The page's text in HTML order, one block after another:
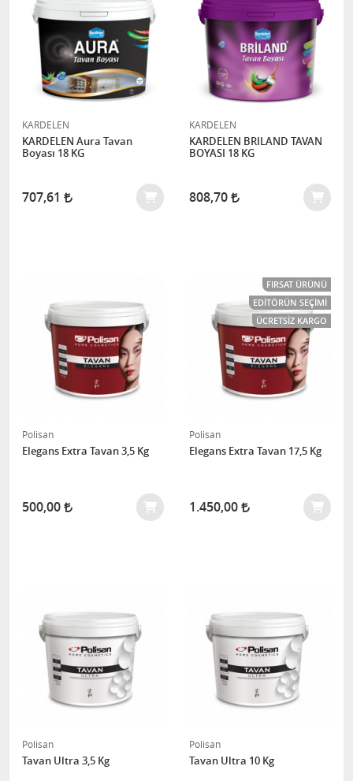
KARDELEN
KARDELEN Aura Tavan
Boyası 18 KG
707,61
KARDELEN
KARDELEN BRILAND TAVAN
BOYASI 18 KG
808,70
Polisan
Elegans Extra Tavan 3,5 Kg
500,00
FIRSAT ÜRÜNÜ
EDITÖRÜN SEÇIMI
ÜCRETSIZ KARGO
Polisan
Elegans Extra Tavan 17,5 Kg
1.450,00
Polisan
Tavan Ultra 3,5 Kg
Polisan
Tavan Ultra 10 Kg